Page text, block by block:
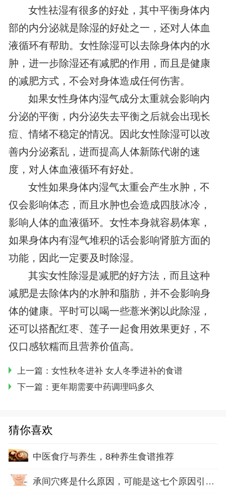
女性祛湿有很多的好处，其中平衡身体内
部的内分泌就是除湿的好处之一，还对人体血
液循环有帮助。女性除湿可以去除身体内的水
肿，进一步除湿还有减肥的作用，而且是健康
的减肥方式，不会对身体造成任何伤害。
如果女性身体内湿气成分太重就会影响内
分泌的平衡，内分泌失去平衡之后就会出现长
痘、情绪不稳定的情况。因此女性除湿可以改
善内分泌紊乱，进而提高人体新陈代谢的速
度，对人体血液循环有好处。
女性如果身体内湿气太重会产生水肿，不
仅会影响体态，而且水肿也会造成四肢冰冷，
影响人体的血液循环。女性本身就容易体寒，
如果身体内有湿气堆积的话会影响肾脏方面的
功能，因此一定要及时除湿。
其实女性除湿是减肥的好方法，而且这种
减肥是去除体内的水肿和脂肪，并不会影响身
体的健康。平时可以喝一些薏米粥以此除湿，
还可以搭配红枣、莲子一起食用效果更好，不
仅口感软糯而且营养价值高。
上一篇： 女性秋冬进补 女人冬季进补的食谱
下一篇： 更年期需要中药调理吗多久
猜你喜欢
中医食疗与养生，8种养生食谱推荐
承间穴疼是什么原因，可能是这七个原因引起的